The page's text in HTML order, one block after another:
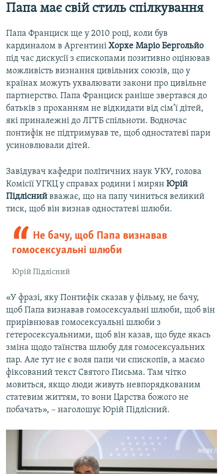
Папа має свій стиль спілкування
Папа Франциск ще у 2010 році, коли був
кардиналом в Аргентині Хорхе Маріо Бергольйо
під час дискусії з єпископами позитивно оцінював
можливість визнання цивільних союзів, що у
країнах можуть ухвалювати закони про цивільне
партнерство. Папа Франциск раніше звертався до
батьків з проханням не відкидати від сім’ї дітей,
які приналежні до ЛГТБ спільноти. Водночас
понтифік не підтримував те, щоб одностатеві пари
усиновлювали дітей.
Завідувач кафедри політичних наук УКУ, голова
Комісії УГКЦ у справах родини і мирян Юрій
Підлісний вважає, що на папу чиниться великий
тиск, щоб він визнав одностатеві шлюби.
Не бачу, щоб Папа визнавав
гомосексуальні шлюби
Юрій Підлісний
«У фразі, яку Понтифік сказав у фільму, не бачу,
щоб Папа визнавав гомосексуальні шлюби, щоб він
прирівнював гомосексуальні шлюби з
гетеросексуальними, щоб він казав, що буде якась
зміна щодо таїнства шлюбу для гомосексуальних
пар. Але тут не є воля папи чи єпископів, а маємо
фіксований текст Святого Письма. Там чітко
мовиться, якщо люди живуть невпорядкованим
статевим життям, то вони Царства божого не
побачать», – наголошує Юрій Підлісний.